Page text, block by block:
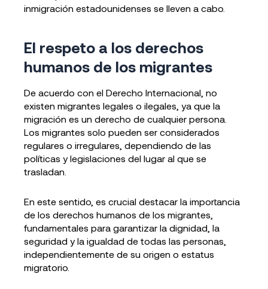
inmigración estadounidenses se lleven a cabo.
El respeto a los derechos
humanos de los migrantes
De acuerdo con el Derecho Internacional, no
existen migrantes legales o ilegales, ya que la
migración es un derecho de cualquier persona.
Los migrantes solo pueden ser considerados
regulares o irregulares, dependiendo de las
políticas y legislaciones del lugar al que se
trasladan.
En este sentido, es crucial destacar la importancia
de los derechos humanos de los migrantes,
fundamentales para garantizar la dignidad, la
seguridad y la igualdad de todas las personas,
independientemente de su origen o estatus
migratorio.